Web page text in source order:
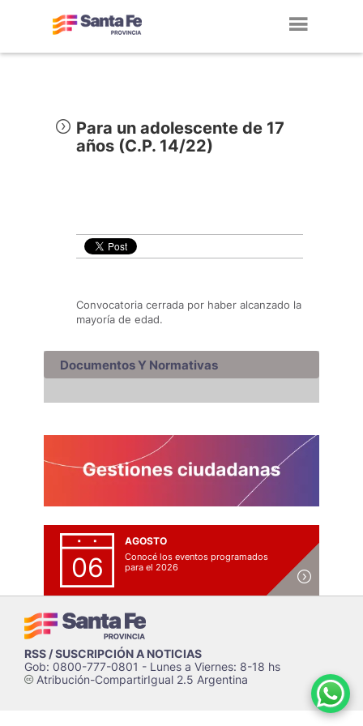
Para un adolescente de 17
años (C.P. 14/22)
Convocatoria cerrada por haber alcanzado la
mayoría de edad.
Documentos Y Normativas
06
AGOSTO
Conocé los eventos programados
para el 2026
RSS / SUSCRIPCIÓN A NOTICIAS
Gob: 0800-777-0801 - Lunes a Viernes: 8-18 hs
cAtribución-CompartirIgual 2.5 Argentina